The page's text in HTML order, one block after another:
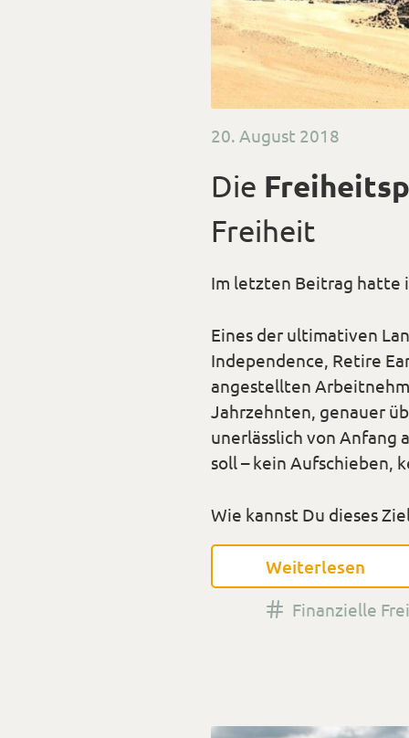
Veröffentlicht
20. August 2018
Die
Freiheit
Im letzten Beitrag hatte
Eines der ultimativen
Independence, Retire
angestellten
Jahrzehnten, genauer
unerlässlich von Anfang
soll – kein Aufschieben,
Wie kannst Du dieses
Weiterlesen
Versehen
Finanzielle